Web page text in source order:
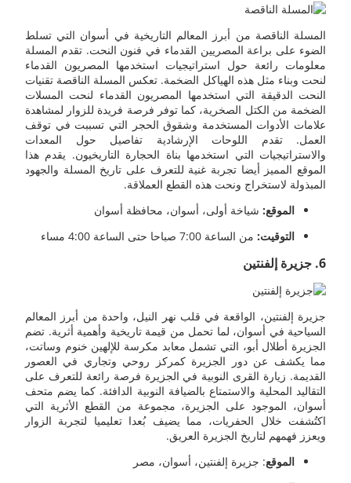
المسلة الناقصة من أبرز المعالم التاريخية في أسوان التي تسلط
الضوء على براعة المصريين القدماء في فنون النحت. تقدم المسلة
معلومات رائعة حول استراتيجيات استخدمها المصريون القدماء
لنحت وبناء مثل هذه الهياكل الضخمة. تعكس المسلة الناقصة تقنيات
النحت الدقيقة التي استخدمها المصريون القدماء لنحت المسلات
الضخمة من الكتل الصخرية، كما توفر فرصة فريدة للزوار لمشاهدة
علامات الأدوات المستخدمة وشقوق الحجر التي تسببت في توقف
العمل. تقدم اللوحات الإرشادية تفاصيل حول المعدات
والاستراتيجيات التي استخدمها بناة الحجارة التاريخيون. يقدم هذا
الموقع المميز أيضا تجربة غنية للتعرف على تاريخ المسلة والجهود
المبذولة لاستخراج ونحت هذه القطع العملاقة.
الموقع: شياخة أولى، أسوان، محافظة أسوان
التوقيت: من الساعة 7:00 صباحا حتى الساعة 4:00 مساء
6. جزيرة إلفنتين
جزيرة إلفنتين، الواقعة في قلب نهر النيل، واحدة من أبرز المعالم
السياحية في أسوان، لما تحمل من قيمة تاريخية وأهمية أثرية. تضم
الجزيرة أطلال أبو، التي تشمل معابد مكرسة للإلهين خنوم وساتت،
مما يكشف عن دور الجزيرة كمركز روحي وتجاري في العصور
القديمة. زيارة القرى النوبية في الجزيرة فرصة رائعة للتعرف على
التقاليد المحلية والاستمتاع بالضيافة النوبية الدافئة. كما يضم متحف
أسوان، الموجود على الجزيرة، مجموعة من القطع الأثرية التي
اكتُشفت خلال الحفريات، مما يضيف بُعدا تعليميا لتجربة الزوار
ويعزز فهمهم لتاريخ الجزيرة العريق.
الموقع: جزيرة إلفنتين، أسوان، مصر